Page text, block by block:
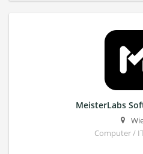
MeisterLabs
Computer /